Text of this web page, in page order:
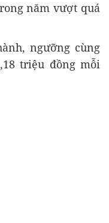
năm vượt quá
ngưỡng cùng
triệu đồng mỗi